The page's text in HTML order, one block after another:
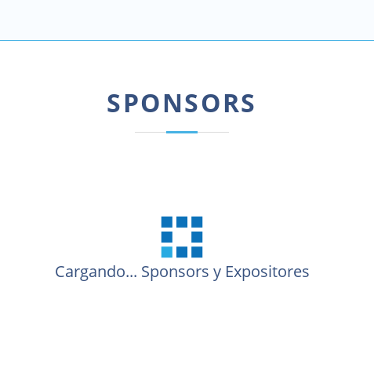
SPONSORS
Cargando... Sponsors y Expositores